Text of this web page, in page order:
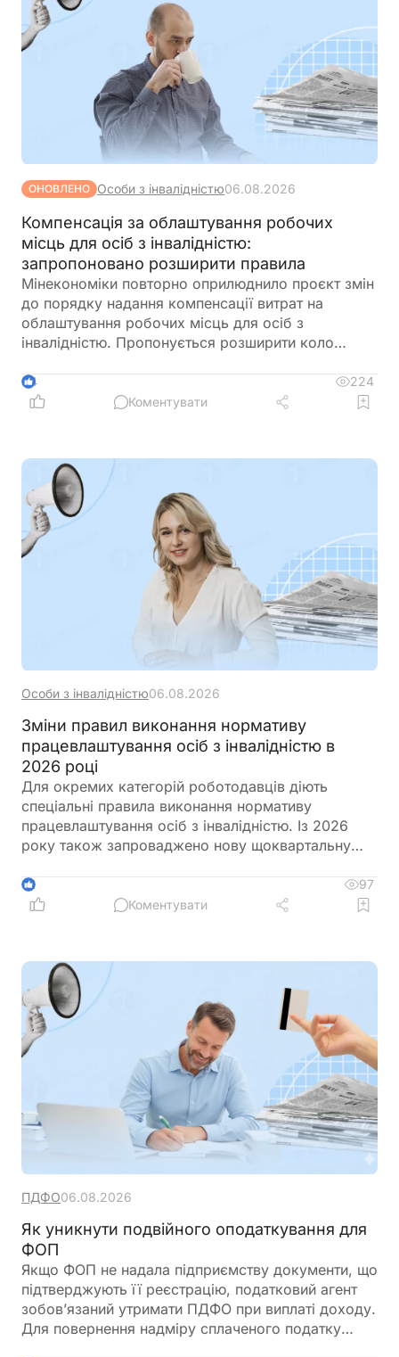
ОНОВЛЕНО Особи з інвалідністю06.08.2026
Компенсація за облаштування робочих
місць для осіб з інвалідністю:
запропоновано розширити правила
Мінекономіки повторно оприлюднило проєкт змін
до порядку надання компенсації витрат на
облаштування робочих місць для осіб з
інвалідністю. Пропонується розширити коло
ветеранів з інвалідністю, уточнити вимоги до
документів та умов оплати праці, а також
4
224
Коментувати
Особи з інвалідністю06.08.2026
Зміни правил виконання нормативу
працевлаштування осіб з інвалідністю в
2026 році
Для окремих категорій роботодавців діють
спеціальні правила виконання нормативу
працевлаштування осіб з інвалідністю. Із 2026
року також запроваджено нову щоквартальну
внеску у разі невиконання нормативу
1
97
Коментувати
ПДФО06.08.2026
Як уникнути подвійного оподаткування для
ФОП
Якщо ФОП не надала підприємству документи, що
підтверджують її реєстрацію, податковий агент
зобов’язаний утримати ПДФО при виплаті доходу.
Для повернення надміру сплаченого податку